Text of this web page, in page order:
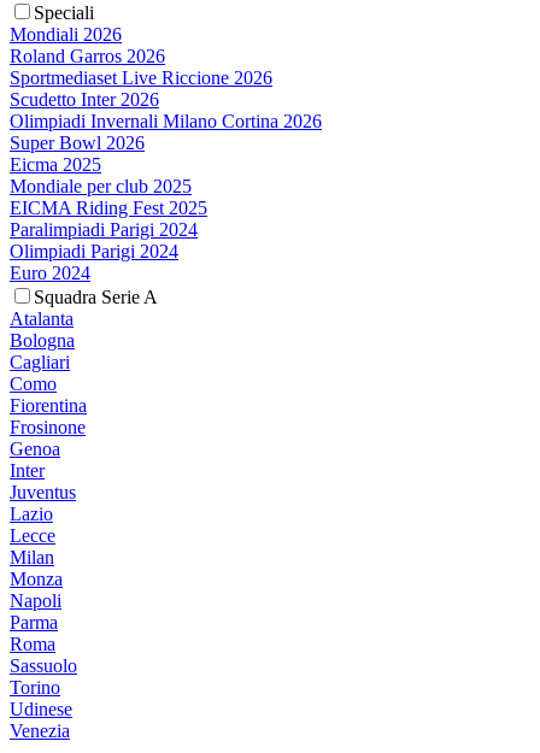
Speciali
Mondiali 2026
Roland Garros 2026
Sportmediaset Live Riccione 2026
Scudetto Inter 2026
Olimpiadi Invernali Milano Cortina 2026
Super Bowl 2026
Eicma 2025
Mondiale per club 2025
EICMA Riding Fest 2025
Paralimpiadi Parigi 2024
Olimpiadi Parigi 2024
Euro 2024
Squadra Serie A
Atalanta
Bologna
Cagliari
Como
Fiorentina
Frosinone
Genoa
Inter
Juventus
Lazio
Lecce
Milan
Monza
Napoli
Parma
Roma
Sassuolo
Torino
Udinese
Venezia